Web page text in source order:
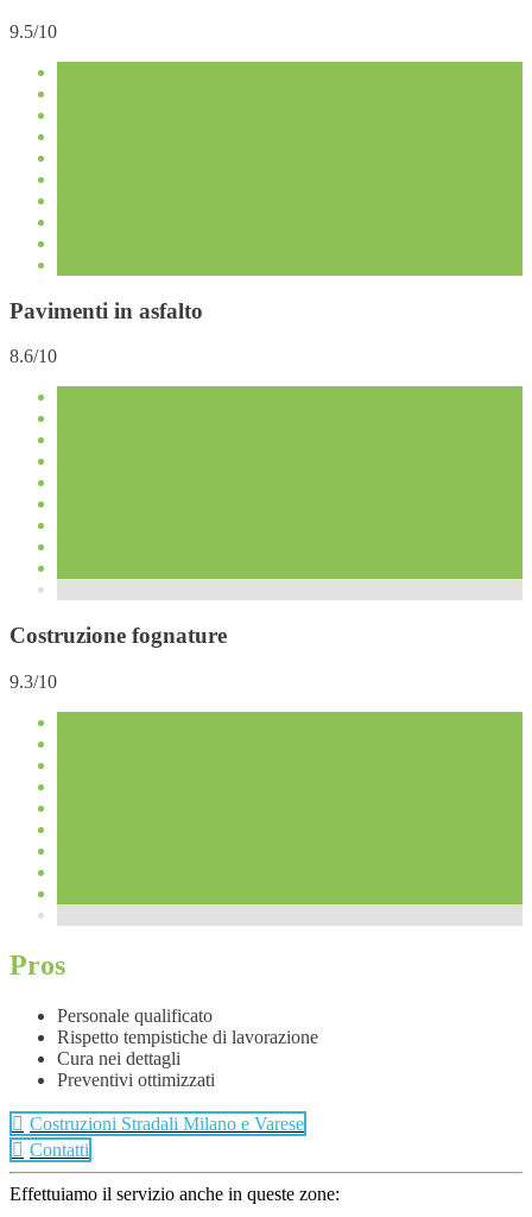
9.5/10
Pavimenti in asfalto
8.6/10
Costruzione fognature
9.3/10
Pros
Personale qualificato
Rispetto tempistiche di lavorazione
Cura nei dettagli
Preventivi ottimizzati
Costruzioni Stradali Milano e Varese
Contatti
Effettuiamo il servizio anche in queste zone: